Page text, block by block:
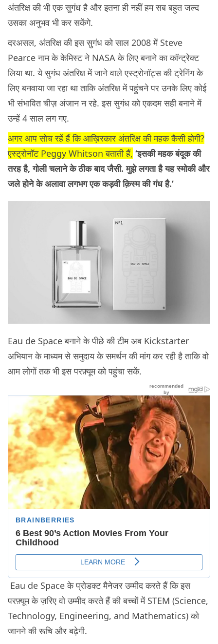
अंतरिक्ष की भी एक सुगंध है और इतना ही नहीं हम सब बहुत जल्द
उसका अनुभव भी कर सकेंगे.
दरअसल, अंतरिक्ष की इस सुगंध को साल 2008 में Steve
Pearce नाम के केमिस्ट ने NASA के लिए बनाने का कॉन्ट्रेक्ट
लिया था. ये सुगंध अंतरिक्ष में जाने वाले एस्ट्रोनॉट्स की ट्रेनिंग के
लिए बनवाया जा रहा था ताकि अंतरिक्ष में पहुंचने पर उनके लिए कोई
भी संभावित चीज़ अंजान न रहे. इस सुगंध को एकदम सही बनाने में
उन्हें 4 साल लग गए.
अगर आप सोच रहें हैं कि आख़िरकार अंतरिक्ष की महक कैसी होगी?
एस्ट्रोनॉट Peggy Whitson बताती हैं, ‘इसकी महक बंदूक की
तरह है, गोली चलाने के ठीक बाद जैसी. मुझे लगता है यह स्मोकी और
जले होने के अलावा लगभग एक कड़वी क़िस्म की गंध है.’
Eau de Space बनाने के पीछे की टीम अब Kickstarter
अभियान के माध्यम से समुदाय के समर्थन की मांग कर रही है ताकि वो
आम लोगों तक भी इस परफ़्यूम को पहुंचा सकें.
Eau de Space के प्रोडक्ट मैनेजर उम्मीद करते हैं कि इस
परफ़्यूम के ज़रिए वो उम्मीद करते हैं की बच्चों में STEM (Science,
Technology, Engineering, and Mathematics) को
जानने की रूचि और बढ़ेगी.